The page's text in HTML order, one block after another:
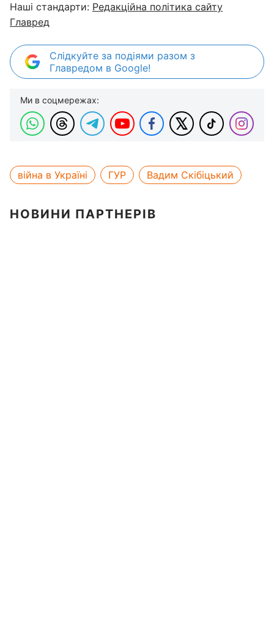
Наші стандарти: Редакційна політика сайту
Главред
Слідкуйте за подіями разом з
Главредом в Google!
Ми в соцмережах:
війна в Україні ГУР Вадим Скібіцький
НОВИНИ ПАРТНЕРІВ